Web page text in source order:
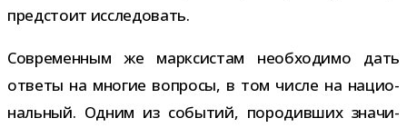
пред­стоит исследовать.
Современным же марк­си­стам необ­хо­димо дать
ответы на мно­гие вопросы, в том числе на наци­о­
наль­ный. Одним из собы­тий, поро­див­ших зна­чи­